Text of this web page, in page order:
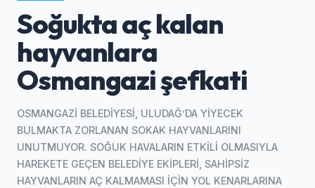
Soğukta aç kalan
hayvanlara
Osmangazi şefkati
OSMANGAZİ BELEDİYESİ, ULUDAĞ’DA YİYECEK
BULMAKTA ZORLANAN SOKAK HAYVANLARINI
UNUTMUYOR. SOĞUK HAVALARIN ETKİLİ OLMASIYLA
HAREKETE GEÇEN BELEDİYE EKİPLERİ, SAHİPSİZ
HAYVANLARIN AÇ KALMAMASI İÇİN YOL KENARLARINA